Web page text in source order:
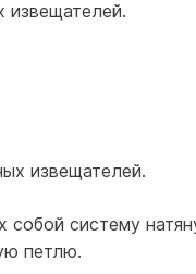
извещателей.
извещателей.
собой систему
петлю.